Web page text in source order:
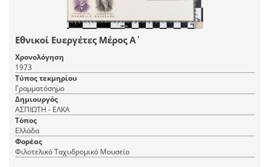
Εθνικοί Ευεργέτες Μέρος Α΄
Χρονολόγηση
1973
Τύπος τεκμηρίου
Γραμματόσημο
Δημιουργός
ΑΣΠΙΩΤΗ - ΕΛΚΑ
Τόπος
Ελλάδα
Φορέας
Φιλοτελικό Ταχυδρομικό Μουσείο